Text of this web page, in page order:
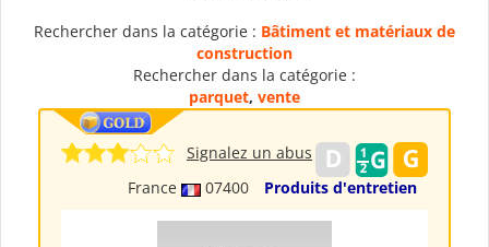
Rechercher dans la catégorie : Bâtiment et matériaux de
construction
Rechercher dans la catégorie :
parquet, vente
France 07400 Produits d'entretien
Signalez un abus